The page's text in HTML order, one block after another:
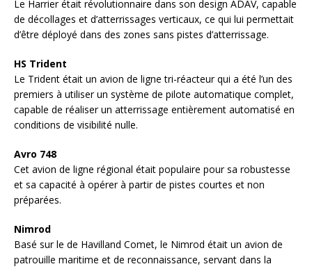
Le Harrier était révolutionnaire dans son design ADAV, capable
de décollages et d’atterrissages verticaux, ce qui lui permettait
d’être déployé dans des zones sans pistes d’atterrissage.
HS Trident
Le Trident était un avion de ligne tri-réacteur qui a été l’un des
premiers à utiliser un système de pilote automatique complet,
capable de réaliser un atterrissage entièrement automatisé en
conditions de visibilité nulle.
Avro 748
Cet avion de ligne régional était populaire pour sa robustesse
et sa capacité à opérer à partir de pistes courtes et non
préparées.
Nimrod
Basé sur le de Havilland Comet, le Nimrod était un avion de
patrouille maritime et de reconnaissance, servant dans la